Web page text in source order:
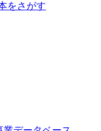
をさがす